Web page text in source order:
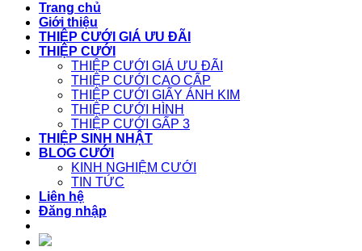
Trang chủ
Giới thiệu
THIỆP CƯỚI GIÁ ƯU ĐÃI
THIỆP CƯỚI
THIỆP CƯỚI GIÁ ƯU ĐÃI
THIỆP CƯỚI CAO CẤP
THIỆP CƯỚI GIẤY ÁNH KIM
THIỆP CƯỚI HÌNH
THIỆP CƯỚI GẤP 3
THIỆP SINH NHẬT
BLOG CƯỚI
KINH NGHIỆM CƯỚI
TIN TỨC
Liên hệ
Đăng nhập